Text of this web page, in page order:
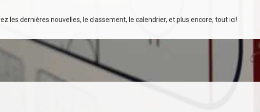
les dernières nouvelles, le classement, le calendrier, et plus encore, tout ici!